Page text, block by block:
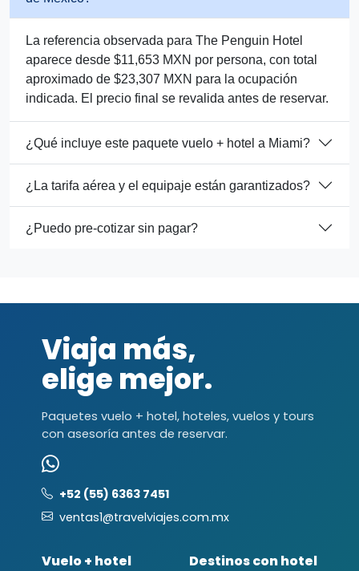
La referencia observada para The Penguin Hotel
aparece desde $11,653 MXN por persona, con total
aproximado de $23,307 MXN para la ocupación
indicada. El precio final se revalida antes de reservar.
¿Qué incluye este paquete vuelo + hotel a Miami?
¿La tarifa aérea y el equipaje están garantizados?
¿Puedo pre-cotizar sin pagar?
Viaja más,
elige mejor.
Paquetes vuelo + hotel, hoteles, vuelos y tours
con asesoría antes de reservar.
+52 (55) 6363 7451
ventas1@travelviajes.com.mx
Vuelo + hotel Destinos con hotel